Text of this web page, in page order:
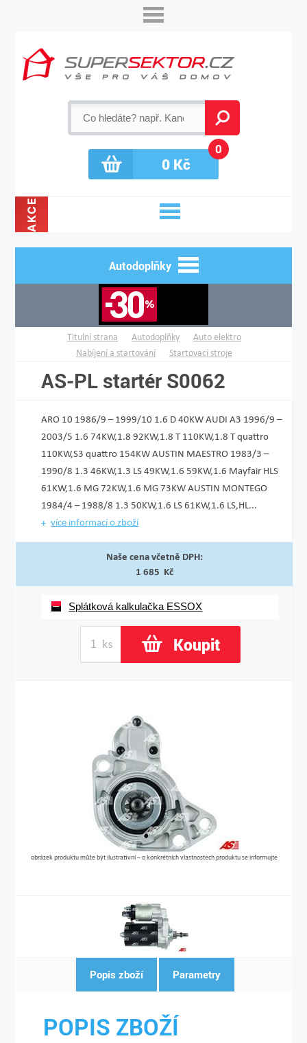
0Kč
0
AKCE
Autodoplňky
Titulní strana Autodoplňky
Auto elektro
Nabíjení a startování
Startovací stroje
AS-PL startér S0062
ARO 10 1986/9 – 1999/10 1.6 D 40KW AUDI A3 1996/9 –
2003/5 1.6 74KW,1.8 92KW,1.8 T 110KW,1.8 T quattro
110KW,S3 quattro 154KW AUSTIN MAESTRO 1983/3 –
1990/8 1.3 46KW,1.3 LS 49KW,1.6 59KW,1.6 Mayfair HLS
61KW,1.6 MG 72KW,1.6 MG 73KW AUSTIN MONTEGO
1984/4 – 1988/8 1.3 50KW,1.6 LS 61KW,1.6 LS,HL...
více informací o zboží
Naše cena včetně DPH:
1 685 Kč
Splátková kalkulačka ESSOX
Koupit
obrázek produktu může být ilustrativní – o konkrétních vlastnostech produktu se informujte
Popis zboží Parametry
POPIS ZBOŽÍ